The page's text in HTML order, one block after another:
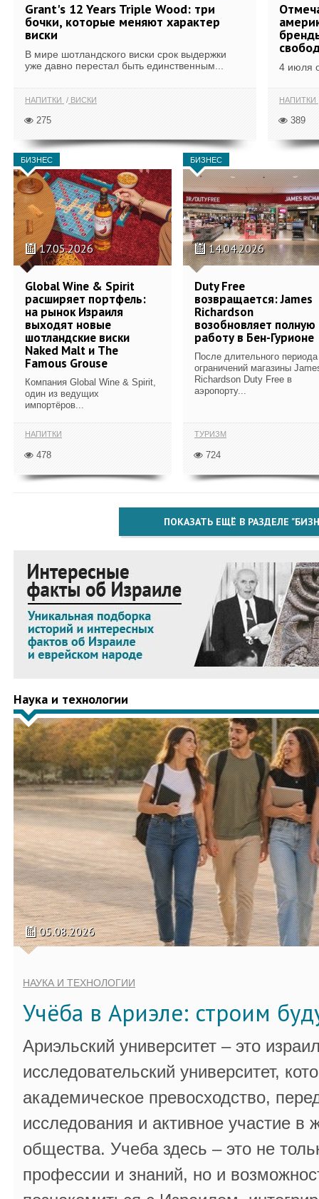
Grant's 12 Years Triple Wood: три
бочки, которые меняют характер
виски
В мире шотландского виски срок выдержки
уже давно перестал быть единственным...
НАПИТКИ ВИСКИ
275
4 июля
НАПИТКИ
389
БИЗНЕС
17.05.2026
Global Wine & Spirit
расширяет портфель:
на рынок Израиля
выходят новые
шотландские виски
Naked Malt и The
Famous Grouse
Компания Global Wine & Spirit,
один из ведущих
импортёров...
НАПИТКИ
478
БИЗНЕС
14.04.2026
Duty Free
возвращается: James
Richardson
возобновляет полную
работу в Бен-Гурионе
После длительного периода
ограничений магазины
Richardson Duty Free в
аэропорту...
ТУРИЗМ
724
ПОКАЗАТЬ ЕЩЁ В РАЗДЕЛЕ
Наука и технологии
05.08.2026
НАУКА И ТЕХНОЛОГИИ
Учёба в Ариэле: строим
Ариэльский университет – это
исследовательский университет,
академическое превосходство,
исследования и активное участие в
общества. Учеба здесь – это не
профессии и знаний, но и